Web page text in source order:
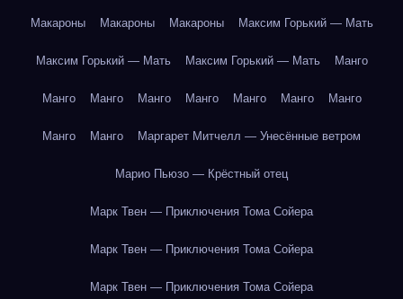
Макароны Макароны Макароны Максим Горький — Мать
Максим Горький — Мать Максим Горький — Мать Манго
Манго Манго Манго Манго Манго Манго Манго
Манго Манго Маргарет Митчелл — Унесённые ветром
Марио Пьюзо — Крёстный отец
Марк Твен — Приключения Тома Сойера
Марк Твен — Приключения Тома Сойера
Марк Твен — Приключения Тома Сойера